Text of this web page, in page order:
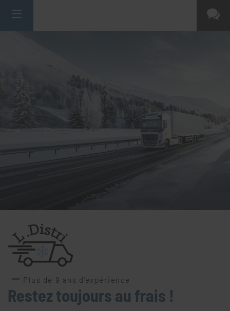
Plus de 9 ans d’expérience
Restez toujours au frais !